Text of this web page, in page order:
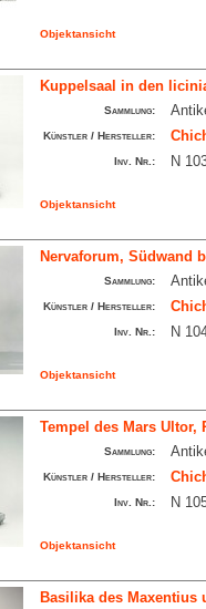
Objektansicht
Kuppelsaal in den
Sammlung:
Künstler / Hersteller:
Inv. Nr.: N
Objektansicht
Nervaforum, Südwand
Sammlung:
Künstler / Hersteller:
Inv. Nr.: N
Objektansicht
Tempel des Mars Ultor,
Sammlung:
Künstler / Hersteller:
Inv. Nr.: N
Objektansicht
Basilika des Maxentius